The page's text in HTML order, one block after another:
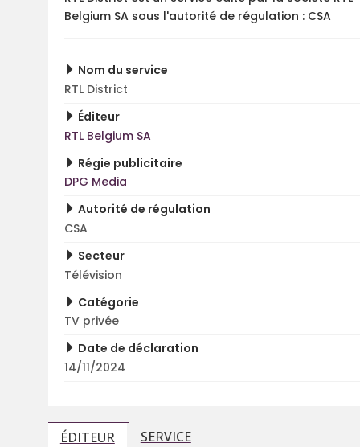
Belgium SA sous l'autorité de régulation : CSA
Nom du service
RTL District
Éditeur
RTL Belgium SA
Régie publicitaire
DPG Media
Autorité de régulation
CSA
Secteur
Télévision
Catégorie
TV privée
Date de déclaration
14/11/2024
ÉDITEUR SERVICE